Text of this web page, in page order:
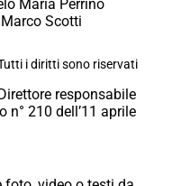
Maria Perrino
Scotti
i diritti sono riservati
responsabile
n° 210 dell’11 aprile